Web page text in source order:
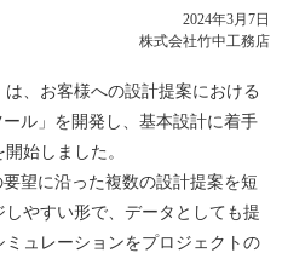
2024年3月7日
株式会社竹中工務店
、お客様への設計提案における
ル」を開発し、基本設計に着手
始しました。
望に沿った複数の設計提案を短
やすい形で、データとしても提
ュレーションをプロジェクトの